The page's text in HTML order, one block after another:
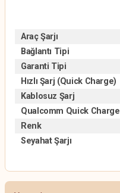
Araç Şarjı
Bağlantı Tipi
Garanti Tipi
Hızlı Şarj (Quick Charge)
Kablosuz Şarj
Qualcomm Quick Charge
Renk
Seyahat Şarjı